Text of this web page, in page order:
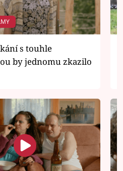
s touhle
by jednomu zkazilo